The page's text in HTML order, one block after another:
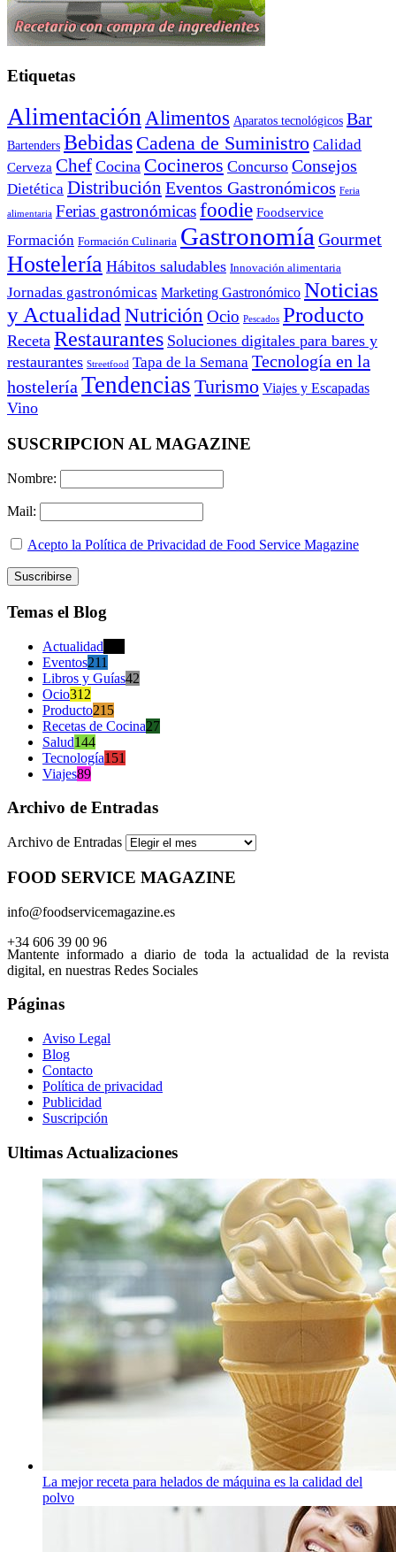
Etiquetas
Alimentación Alimentos Aparatos tecnológicos Bar
Bartenders Bebidas Cadena de Suministro Calidad
Cerveza Chef Cocina Cocineros Concurso Consejos
Dietética Distribución Eventos Gastronómicos Feria
alimentaria Ferias gastronómicasfoodie Foodservice
Formación Formación Culinaria Gastronomía Gourmet
Hostelería Hábitos saludables Innovación alimentaria
Jornadas gastronómicas Marketing Gastronómico Noticias
y Actualidad Nutrición Ocio Pescados Producto
Receta Restaurantes Soluciones digitales para bares y
restaurantes Streetfood Tapa de la Semana Tecnología en la
hostelería Tendencias Turismo Viajes y Escapadas
Vino
SUSCRIPCION AL MAGAZINE
Nombre:
Mail:
Acepto la Política de Privacidad de Food Service Magazine
Temas el Blog
Actualidad
Eventos211
Libros y Guías42
Ocio312
Producto215
Recetas de Cocina27
Salud144
Tecnología151
Viajes89
Archivo de Entradas
Archivo de Entradas
FOOD SERVICE MAGAZINE
info@foodservicemagazine.es
+34 606 39 00 96
Mantente informado a diario de toda la actualidad de la revista
digital, en nuestras Redes Sociales
Páginas
Aviso Legal
Blog
Contacto
Política de privacidad
Publicidad
Suscripción
Ultimas Actualizaciones
La mejor receta para helados de máquina es la calidad del
polvo